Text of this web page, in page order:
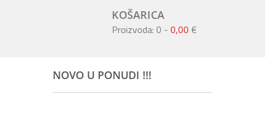
KOŠARICA
Proizvoda: 0 - 0,00 €
NOVO U PONUDI !!!